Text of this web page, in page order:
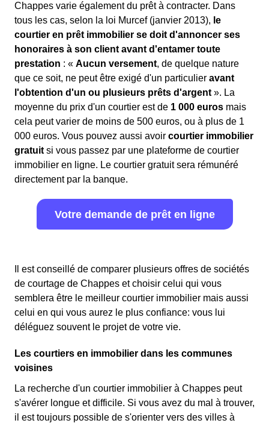
Chappes varie également du prêt à contracter. Dans
tous les cas, selon la loi Murcef (janvier 2013), le
courtier en prêt immobilier se doit d'annoncer ses
honoraires à son client avant d'entamer toute
prestation : « Aucun versement, de quelque nature
que ce soit, ne peut être exigé d'un particulier avant
l'obtention d'un ou plusieurs prêts d'argent ». La
moyenne du prix d'un courtier est de 1 000 euros mais
cela peut varier de moins de 500 euros, ou à plus de 1
000 euros. Vous pouvez aussi avoir courtier immobilier
gratuit si vous passez par une plateforme de courtier
immobilier en ligne. Le courtier gratuit sera rémunéré
directement par la banque.
Votre demande de prêt en ligne
Il est conseillé de comparer plusieurs offres de sociétés
de courtage de Chappes et choisir celui qui vous
semblera être le meilleur courtier immobilier mais aussi
celui en qui vous aurez le plus confiance: vous lui
déléguez souvent le projet de votre vie.
Les courtiers en immobilier dans les communes
voisines
La recherche d'un courtier immobilier à Chappes peut
s'avérer longue et difficile. Si vous avez du mal à trouver,
il est toujours possible de s'orienter vers des villes à